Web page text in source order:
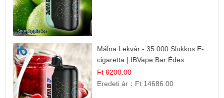
Málna Lekvár - 35.000 Slukkos E-
cigaretta | IBVape Bar Édes
Gyümölcs Íz
Ft 6200.00
Eredeti ár： Ft 14686.00